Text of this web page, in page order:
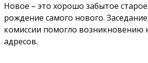
Новое – это хорошо забытое
рождение самого нового.
комиссии помогло возникновению
адресов.